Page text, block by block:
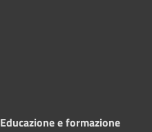
Educazione e formazione